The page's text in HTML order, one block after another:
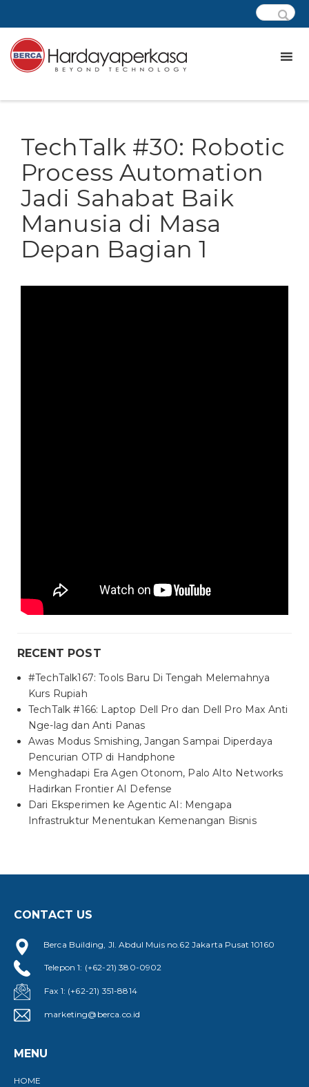
TechTalk #30: Robotic
Process Automation
Jadi Sahabat Baik
Manusia di Masa
Depan Bagian 1
RECENT POST
#TechTalk167: Tools Baru Di Tengah Melemahnya
Kurs Rupiah
TechTalk #166: Laptop Dell Pro dan Dell Pro Max Anti
Nge-lag dan Anti Panas
Awas Modus Smishing, Jangan Sampai Diperdaya
Pencurian OTP di Handphone
Menghadapi Era Agen Otonom, Palo Alto Networks
Hadirkan Frontier AI Defense
Dari Eksperimen ke Agentic AI: Mengapa
Infrastruktur Menentukan Kemenangan Bisnis
CONTACT US
Berca Building, Jl. Abdul Muis no.62 Jakarta Pusat 10160
Telepon 1: (+62-21) 380-0902
Fax 1: (+62-21) 351-8814
marketing@berca.co.id
MENU
HOME